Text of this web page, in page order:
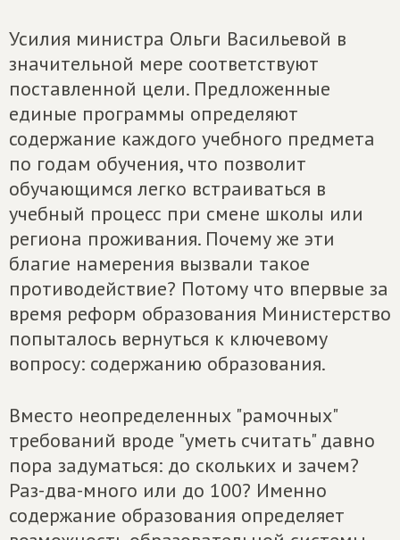
Усилия министра Ольги Васильевой в
значительной мере соответствуют
поставленной цели. Предложенные
единые программы определяют
содержание каждого учебного предмета
по годам обучения, что позволит
обучающимся легко встраиваться в
учебный процесс при смене школы или
региона проживания. Почему же эти
благие намерения вызвали такое
противодействие? Потому что впервые за
время реформ образования Министерство
попыталось вернуться к ключевому
вопросу: содержанию образования.
Вместо неопределенных "рамочных"
требований вроде "уметь считать" давно
пора задуматься: до скольких и зачем?
Раз-два-много или до 100? Именно
содержание образования определяет